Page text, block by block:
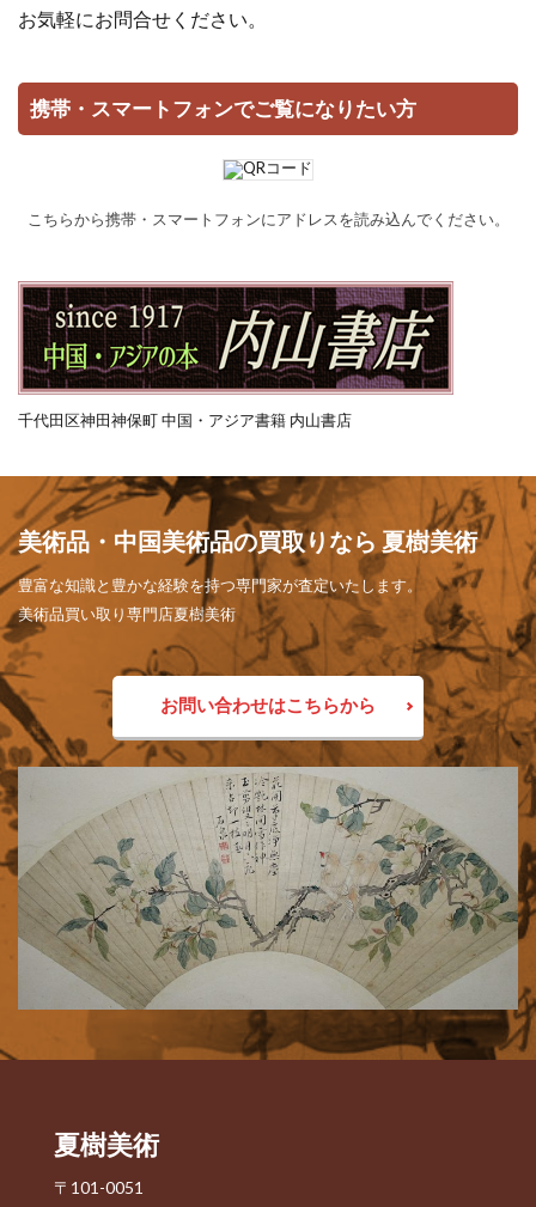
お気軽にお問合せください。
携帯・スマートフォンでご覧になりたい方
こちらから携帯・スマートフォンにアドレスを読み込んでください。
千代田区神田神保町 中国・アジア書籍 内山書店
美術品・中国美術品の買取りなら 夏樹美術
豊富な知識と豊かな経験を持つ専門家が査定いたします。
美術品買い取り専門店夏樹美術
お問い合わせはこちらから
夏樹美術
〒101-0051